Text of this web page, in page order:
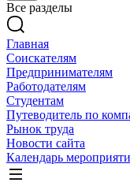
Все разделы
Главная
Соискателям
Предпринимателям
Работодателям
Студентам
Путеводитель по
Рынок труда
Новости сайта
Календарь